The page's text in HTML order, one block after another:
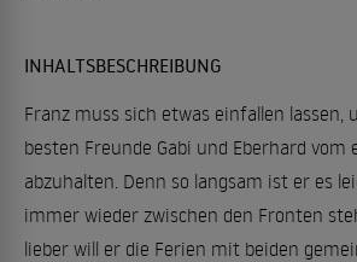
INHALTSBESCHREIBUNG
Franz muss sich etwas einfallen lassen,
besten Freunde Gabi und Eberhard vom
abzuhalten. Denn so langsam ist er es
immer wieder zwischen den Fronten
lieber will er die Ferien mit beiden